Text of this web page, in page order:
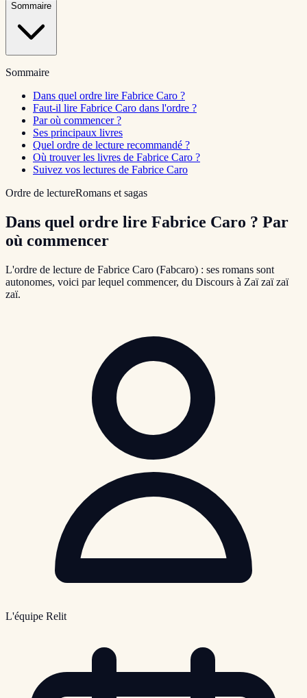
Sommaire
Sommaire
Dans quel ordre lire Fabrice Caro ?
Faut-il lire Fabrice Caro dans l'ordre ?
Par où commencer ?
Ses principaux livres
Quel ordre de lecture recommandé ?
Où trouver les livres de Fabrice Caro ?
Suivez vos lectures de Fabrice Caro
Ordre de lectureRomans et sagas
Dans quel ordre lire Fabrice Caro ? Par
où commencer
L'ordre de lecture de Fabrice Caro (Fabcaro) : ses romans sont
autonomes, voici par lequel commencer, du Discours à Zaï zaï zaï
zaï.
L'équipe Relit